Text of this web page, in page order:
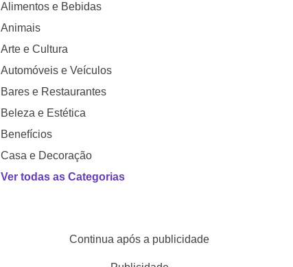
Alimentos e Bebidas
Animais
Arte e Cultura
Automóveis e Veículos
Bares e Restaurantes
Beleza e Estética
Benefícios
Casa e Decoração
Ver todas as Categorias
Continua após a publicidade